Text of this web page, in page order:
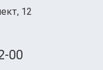
12
00